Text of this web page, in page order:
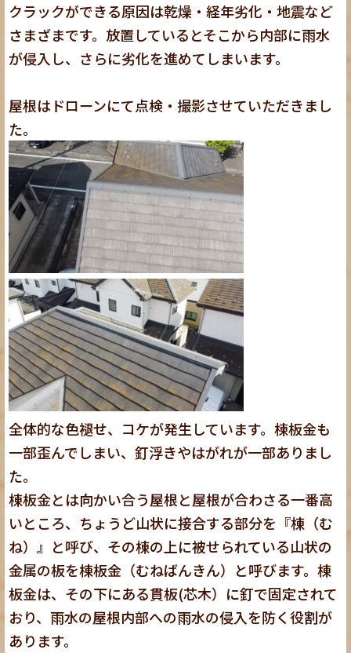
クラックができる原因は乾燥・経年劣化・地震など
さまざまです。放置しているとそこから内部に雨水
が侵入し、さらに劣化を進めてしまいます。
屋根はドローンにて点検・撮影させていただきまし
た。
全体的な色褪せ、コケが発生しています。棟板金も
一部歪んでしまい、釘浮きやはがれが一部ありまし
た。
棟板金とは向かい合う屋根と屋根が合わさる一番高
いところ、ちょうど山状に接合する部分を『棟（む
ね）』と呼び、その棟の上に被せられている山状の
金属の板を棟板金（むねばんきん）と呼びます。棟
板金は、その下にある貫板(芯木）に釘で固定されて
おり、雨水の屋根内部への雨水の侵入を防く役割が
あります。